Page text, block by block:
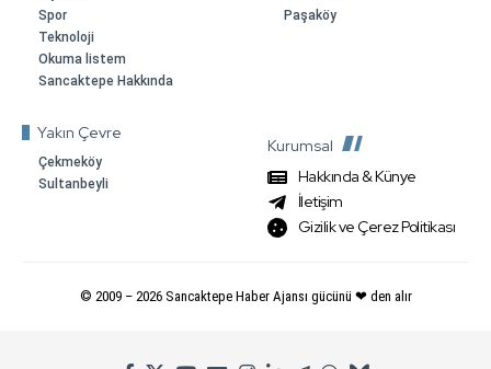
Spor
Teknoloji
Okuma listem
Sancaktepe Hakkında
Paşaköy
Yakın Çevre
Çekmeköy
Sultanbeyli
Kurumsal
Hakkında & Künye
İletişim
Gizilik ve Çerez Politikası
© 2009 – 2026Sancaktepe Haber Ajansı gücünü ❤ den alır